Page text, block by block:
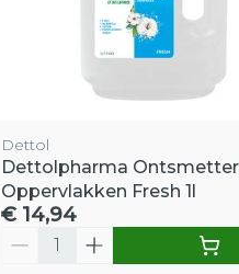
Dettol
Dettolpharma Ontsmetter
Oppervlakken Fresh 1l
€ 14,94
Aantal